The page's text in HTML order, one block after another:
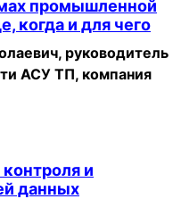
промышленной
когда и для чего
руководитель
АСУ ТП, компания
и
данных